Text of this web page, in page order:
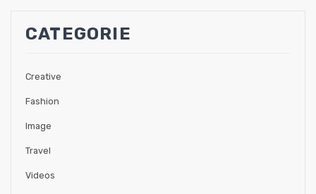
CATEGORIE
Creative
Fashion
Image
Travel
Videos